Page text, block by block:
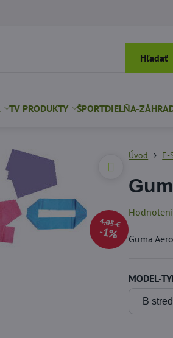
Hľadať
TV PRODUKTY ŠPORTDIELŇA-
4,05 €
1%
Úvod E-
Guma
MODEL-